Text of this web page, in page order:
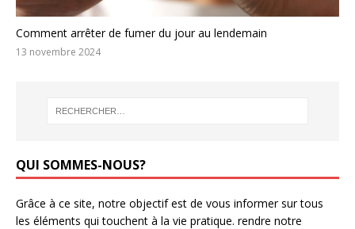
Comment arrêter de fumer du jour au lendemain
13 novembre 2024
QUI SOMMES-NOUS?
Grâce à ce site, notre objectif est de vous informer sur tous
les éléments qui touchent à la vie pratique. rendre notre